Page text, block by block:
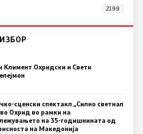
2199
Климент Охридски и Свети
сценски спектакл „Силно светнал
Охрид во рамки на
на 35-годишнината од
на Македонија